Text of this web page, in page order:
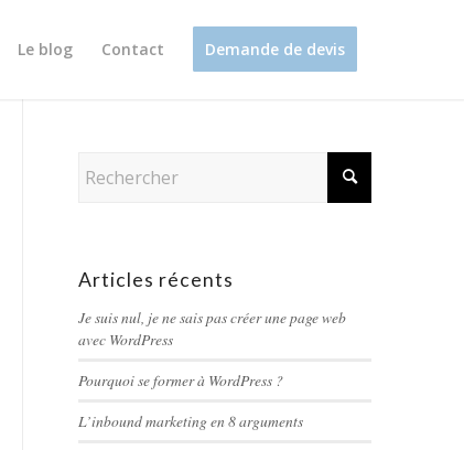
Le blog Contact Demande de devis
Articles récents
Je suis nul, je ne sais pas créer une page web
avec WordPress
Pourquoi se former à WordPress ?
L’inbound marketing en 8 arguments